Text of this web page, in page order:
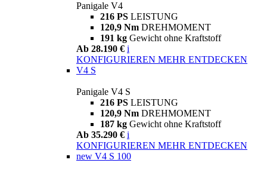
Panigale V4
216 PS LEISTUNG
120,9 Nm DREHMOMENT
191 kg Gewicht ohne Kraftstoff
Ab 28.190 € i
KONFIGURIEREN MEHR ENTDECKEN
V4 S
Panigale V4 S
216 PS LEISTUNG
120,9 Nm DREHMOMENT
187 kg Gewicht ohne Kraftstoff
Ab 35.290 € i
KONFIGURIEREN MEHR ENTDECKEN
new V4 S 100